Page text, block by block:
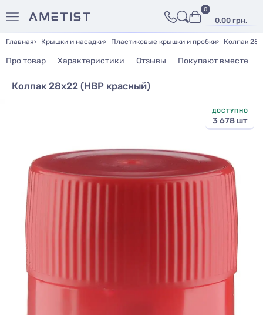
0.00 грн.
0
Главная Крышки и насадки Пластиковые крышки и пробки Колпак
Про товар Характеристики Отзывы Покупают вместе
Колпак 28х22 (НВР красный)
ДОСТУПНО
3 678 шт